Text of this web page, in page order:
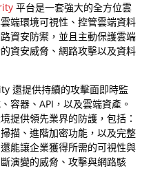
平台是一套強大的全方位雲
端環境可視性、控管雲端資料
資安防禦，並且主動保護雲端
資安威脅、網路攻擊以及資料
還提供持續的攻擊面即時監
容器、API，以及雲端資產。
提供領先業界的防護，包括：
描、進階加密功能，以及完整
能讓企業獲得所需的可視性與
演變的威脅、攻擊與網路駭